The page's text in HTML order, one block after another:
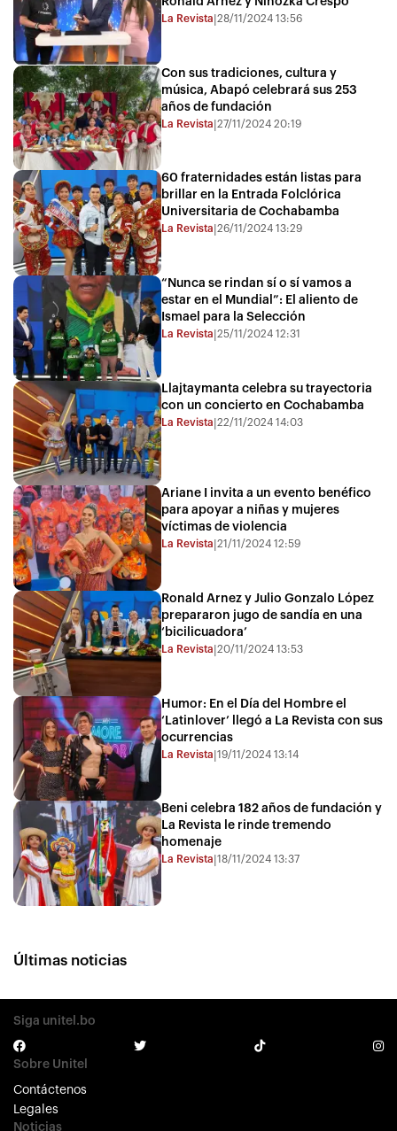
La Revista |28/11/2024 13:56
Con sus tradiciones, cultura y
música, Abapó celebrará sus 253
años de fundación
La Revista |27/11/2024 20:19
60 fraternidades están listas para
brillar en la Entrada Folclórica
Universitaria de Cochabamba
La Revista |26/11/2024 13:29
“Nunca se rindan sí o sí vamos a
estar en el Mundial”: El aliento de
Ismael para la Selección
La Revista |25/11/2024 12:31
Llajtaymanta celebra su trayectoria
con un concierto en Cochabamba
La Revista |22/11/2024 14:03
Ariane I invita a un evento benéfico
para apoyar a niñas y mujeres
víctimas de violencia
La Revista |21/11/2024 12:59
Ronald Arnez y Julio Gonzalo López
prepararon jugo de sandía en una
‘bicilicuadora’
La Revista |20/11/2024 13:53
Humor: En el Día del Hombre el
‘Latinlover’ llegó a La Revista con sus
ocurrencias
La Revista |19/11/2024 13:14
Beni celebra 182 años de fundación y
La Revista le rinde tremendo
homenaje
La Revista |18/11/2024 13:37
Últimas noticias
Siga unitel.bo
Sobre Unitel
Contáctenos
Legales
Noticias